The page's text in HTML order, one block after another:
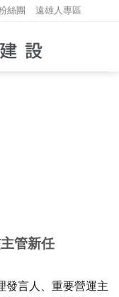
絲團 遠雄人專區
管新任
發言人、重要營運主